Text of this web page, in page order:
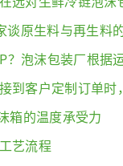
谈原生料与再生料
？泡沫包装厂根据
到客户定制订单
箱的温度承受力
艺流程